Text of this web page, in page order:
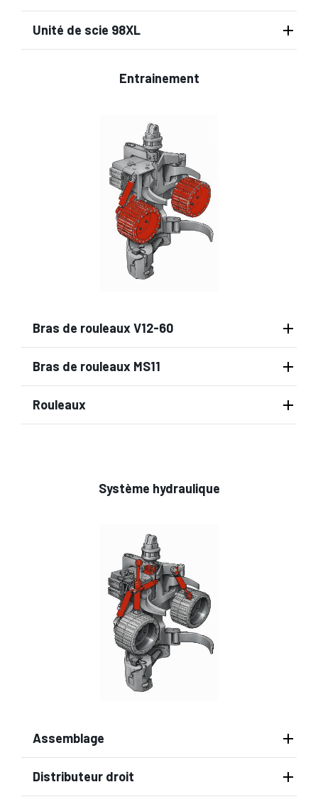
Unité de scie 98XL
Entrainement
Bras de rouleaux V12-60
Bras de rouleaux MS11
Rouleaux
Système hydraulique
Assemblage
Distributeur droit